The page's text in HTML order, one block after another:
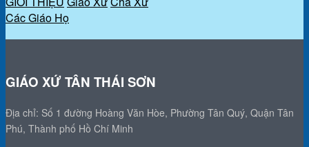
Các Giáo Họ
GIÁO XỨ TÂN THÁI SƠN
Địa chỉ: Số 1 đường Hoàng Văn Hòe, Phường Tân Quý, Quận Tân
Phú, Thành phố Hồ Chí Minh